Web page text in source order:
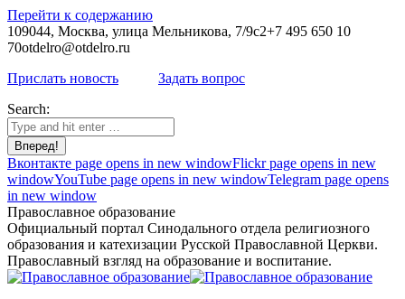
Перейти к содержанию
109044, Москва, улица Мельникова, 7/9с2+7 495 650 10
70otdelro@otdelro.ru
Прислать новость
Задать вопрос
Search:
Вконтакте page opens in new windowFlickr page opens in new
windowYouTube page opens in new windowTelegram page opens
in new window
Православное образование
Официальный портал Синодального отдела религиозного
образования и катехизации Русской Православной Церкви.
Православный взгляд на образование и воспитание.